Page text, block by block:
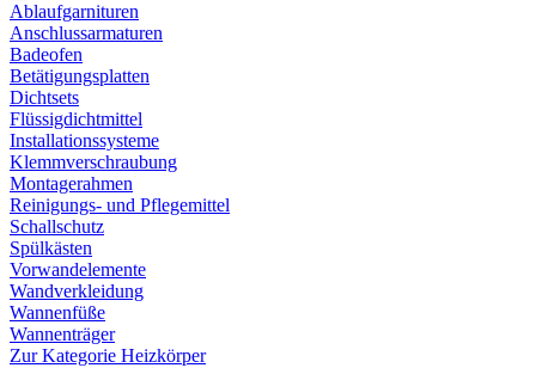
Ablaufgarnituren
Anschlussarmaturen
Badeofen
Betätigungsplatten
Dichtsets
Flüssigdichtmittel
Installationssysteme
Klemmverschraubung
Montagerahmen
Reinigungs- und Pflegemittel
Schallschutz
Spülkästen
Vorwandelemente
Wandverkleidung
Wannenfüße
Wannenträger
Zur Kategorie Heizkörper